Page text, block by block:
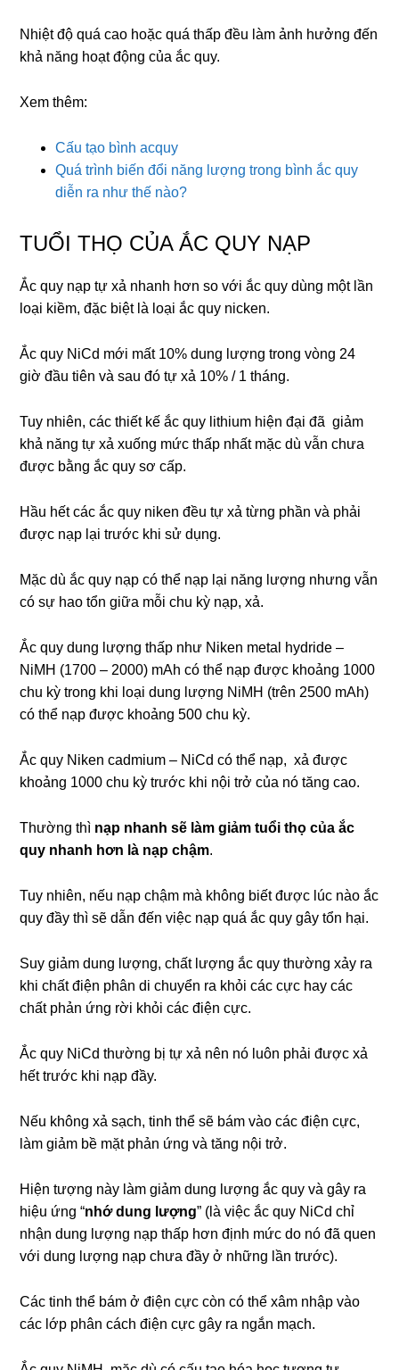
Nhiệt độ quá cao hoặc quá thấp đều làm ảnh hưởng đến
khả năng hoạt động của ắc quy.
Xem thêm:
Cấu tạo bình acquy
Quá trình biến đổi năng lượng trong bình ắc quy
diễn ra như thế nào?
TUỔI THỌ CỦA ẮC QUY NẠP
Ắc quy nạp tự xả nhanh hơn so với ắc quy dùng một lần
loại kiềm, đặc biệt là loại ắc quy nicken.
Ắc quy NiCd mới mất 10% dung lượng trong vòng 24
giờ đầu tiên và sau đó tự xả 10% / 1 tháng.
Tuy nhiên, các thiết kế ắc quy lithium hiện đại đã giảm
khả năng tự xả xuống mức thấp nhất mặc dù vẫn chưa
được bằng ắc quy sơ cấp.
Hầu hết các ắc quy niken đều tự xả từng phần và phải
được nạp lại trước khi sử dụng.
Mặc dù ắc quy nạp có thể nạp lại năng lượng nhưng vẫn
có sự hao tổn giữa mỗi chu kỳ nạp, xả.
Ắc quy dung lượng thấp như Niken metal hydride –
NiMH (1700 – 2000) mAh có thể nạp được khoảng 1000
chu kỳ trong khi loại dung lượng NiMH (trên 2500 mAh)
có thể nạp được khoảng 500 chu kỳ.
Ắc quy Niken cadmium – NiCd có thể nạp, xả được
khoảng 1000 chu kỳ trước khi nội trở của nó tăng cao.
Thường thì nạp nhanh sẽ làm giảm tuổi thọ của ắc
quy nhanh hơn là nạp chậm.
Tuy nhiên, nếu nạp chậm mà không biết được lúc nào ắc
quy đầy thì sẽ dẫn đến việc nạp quá ắc quy gây tổn hại.
Suy giảm dung lượng, chất lượng ắc quy thường xảy ra
khi chất điện phân di chuyển ra khỏi các cực hay các
chất phản ứng rời khỏi các điện cực.
Ắc quy NiCd thường bị tự xả nên nó luôn phải được xả
hết trước khi nạp đầy.
Nếu không xả sạch, tinh thể sẽ bám vào các điện cực,
làm giảm bề mặt phản ứng và tăng nội trở.
Hiện tượng này làm giảm dung lượng ắc quy và gây ra
hiệu ứng “nhớ dung lượng” (là việc ắc quy NiCd chỉ
nhận dung lượng nạp thấp hơn định mức do nó đã quen
với dung lượng nạp chưa đầy ở những lần trước).
Các tinh thể bám ở điện cực còn có thể xâm nhập vào
các lớp phân cách điện cực gây ra ngắn mạch.